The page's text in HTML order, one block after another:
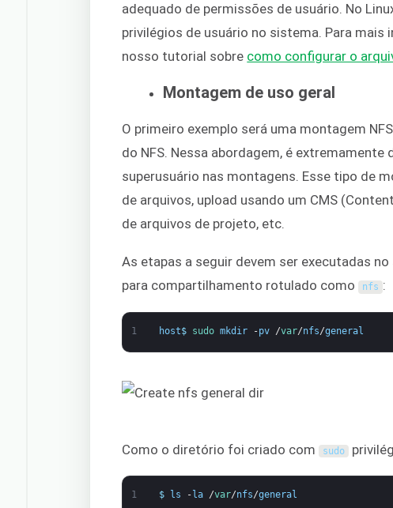
adequado de permissões de usuário. No
privilégios de usuário no sistema. Para mais
nosso tutorial sobre como configurar o
Montagem de uso geral
O primeiro exemplo será uma montagem
do NFS. Nessa abordagem, é
superusuário nas montagens. Esse tipo de
de arquivos, upload usando um CMS
de arquivos de projeto, etc.
As etapas a seguir devem ser executadas
para compartilhamento rotulado como nfs :
1 host$ sudo mkdir -pv /var/nfs/general
Como o diretório foi criado com sudo
1 $ ls - la /var/nfs/general